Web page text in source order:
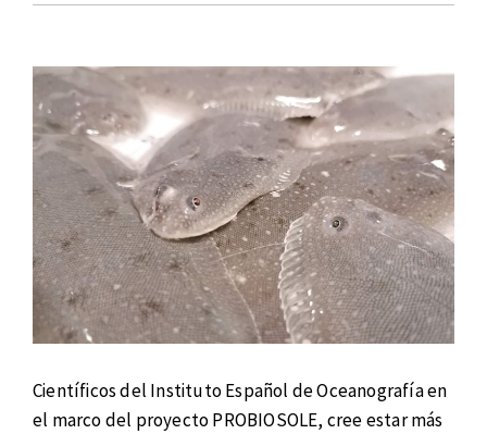
Científicos del Instituto Español de Oceanografía en
el marco del proyecto PROBIOSOLE, cree estar más